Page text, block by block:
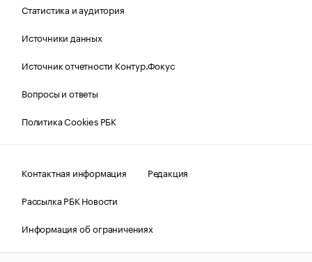
Статистика и аудитория
Источники данных
Источник отчетности Контур.Фокус
Вопросы и ответы
Политика Cookies РБК
Контактная информация
Редакция
Рассылка РБК Новости
Информация об ограничениях
Правовая информация
О соблюдении авторских прав